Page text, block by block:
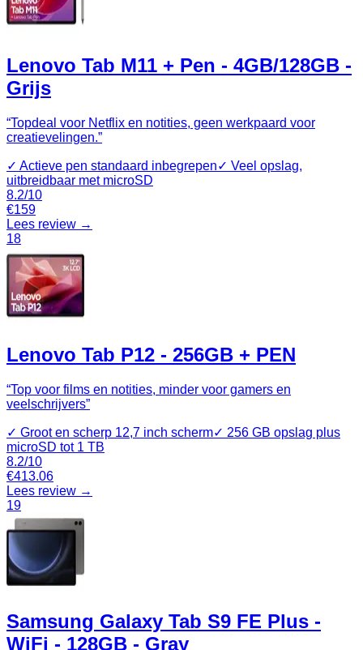
Lenovo Tab M11 + Pen - 4GB/128GB -
Grijs
“Topdeal voor Netflix en notities, geen werkpaard voor
creatievelingen.”
✓ Actieve pen standaard inbegrepen✓ Veel opslag,
uitbreidbaar met microSD
8.2/10
€159
Lees review →
18
Lenovo Tab P12 - 256GB + PEN
“Top voor films en notities, minder voor gamers en
veelschrijvers”
✓ Groot en scherp 12,7 inch scherm✓ 256 GB opslag plus
microSD tot 1 TB
8.2/10
€413.06
Lees review →
19
Samsung Galaxy Tab S9 FE Plus -
WiFi - 128GB - Gray